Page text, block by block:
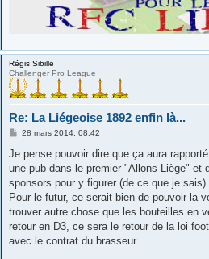
Régis Sibille
Challenger Pro League
Re: La Liégeoise 1892 enfin là...
M
s
a
g
28 mars 2014, 08:42
Je pense pouvoir dire que ça aura
une pub dans le premier "Allons Liège" et
sponsors pour y figurer (de ce que je sais).
Pour le futur, ce serait bien de pouvoir la
trouver autre chose que les bouteilles en
retour en D3, ce sera le retour de la loi
avec le contrat du brasseur.